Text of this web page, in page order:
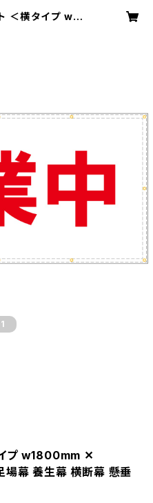
＜横タイプ w18
イプ w1800mm ✕
幕 養生幕 横断幕 懸垂